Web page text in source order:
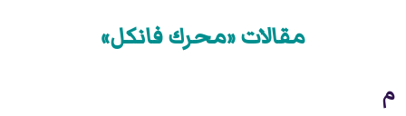
مقالات «محرك فانكل»
م